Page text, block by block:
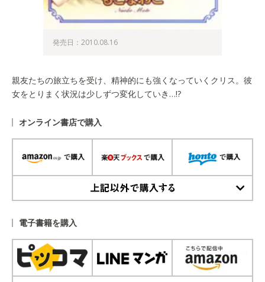
発売日：2010.08.16
親友たちの旅立ちを受け、精神的にも強くなっていくクリス。彼
女をとりまく状況は少しずつ変化していき…!?
オンライン書店で購入
電子書籍を購入